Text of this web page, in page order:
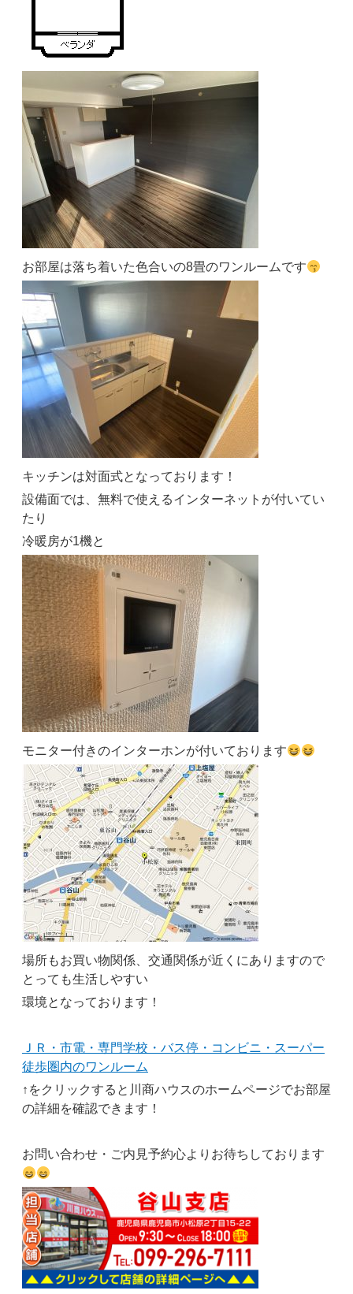
お部屋は落ち着いた色合いの8畳のワンルームです
キッチンは対面式となっております！
設備面では、無料で使えるインターネットが付いてい
たり
冷暖房が1機と
モニター付きのインターホンが付いております
場所もお買い物関係、交通関係が近くにありますので
とっても生活しやすい
環境となっております！
ＪＲ・市電・専門学校・バス停・コンビニ・スーパー
徒歩圏内のワンルーム
↑をクリックすると川商ハウスのホームページでお部屋
の詳細を確認できます！
お問い合わせ・ご内見予約心よりお待ちしております